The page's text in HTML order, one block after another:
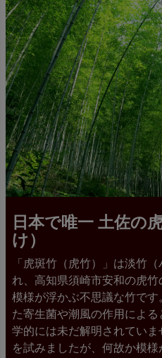
日本で唯一 土佐の
け）
「虎斑竹（虎竹）」は淡竹
れ、高知県須崎市安和の虎
模様が浮かぶ不思議な竹で
た寄生菌や潮風の作用によ
学的には未だ解明されてい
を試みましたが、何故か模